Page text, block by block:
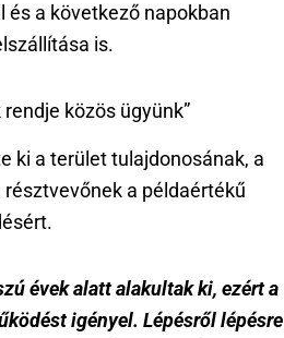
és a következő napokban
is.
közös ügyünk”
ki a terület tulajdonosának, a
a példaértékű
évek alatt alakultak ki, ezért a
igényel. Lépésről lépésre